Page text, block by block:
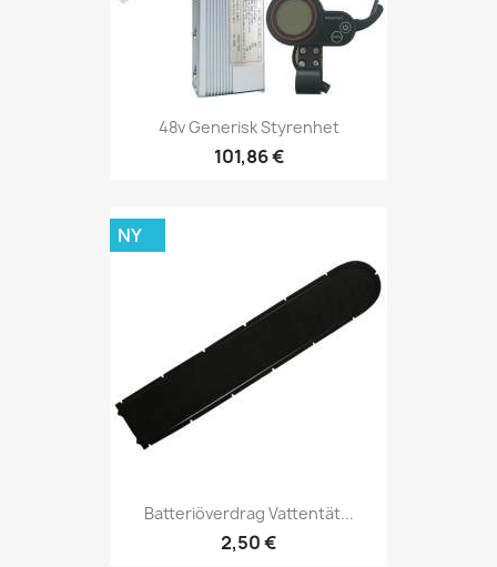
48v Generisk Styrenhet
101,86 €
Batteriöverdrag Vattentät...
2,50 €
NY